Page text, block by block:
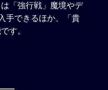
「強行戦」魔境やデ
手できるほか、「貴
す。